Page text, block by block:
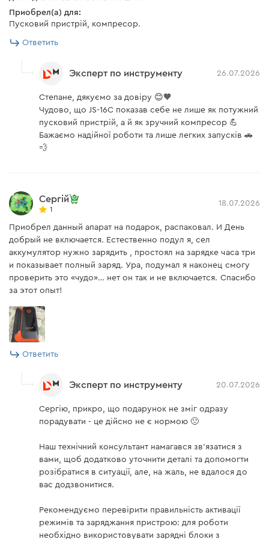
минуты отдыха, чтобы избежать перегрева.
Приобрел(а) для:
Пусковий пристрій, компресор.
Ответить
Эксперт по инструменту 26.07.2026
Степане, дякуємо за довіру 😊🧡
Чудово, що JS-16C показав себе не лише як потужний
пусковий пристрій, а й як зручний компресор 💪
Бажаємо надійної роботи та лише легких запусків 🚗
💨
Сергій
1
18.07.2026
Приобрел данный апарат на подарок, распаковал. И День
добрый не включается. Естественно подул я, сел
аккумулятор нужно зарядить , простоял на зарядке часа три
и показывает полный заряд. Ура, подумал я наконец смогу
проверить это «чудо»… нет он так и не включается. Спасибо
за этот опыт!
Ответить
Эксперт по инструменту 20.07.2026
Сергію, прикро, що подарунок не зміг одразу
порадувати - це дійсно не є нормою 🙁
Наш технічний консультант намагався зв’язатися з
вами, щоб додатково уточнити деталі та допомогти
розібратися в ситуації, але, на жаль, не вдалося до
вас додзвонитися.
Рекомендуємо перевірити правильність активації
режимів та заряджання пристрою: для роботи
необхідно використовувати зарядні блоки з